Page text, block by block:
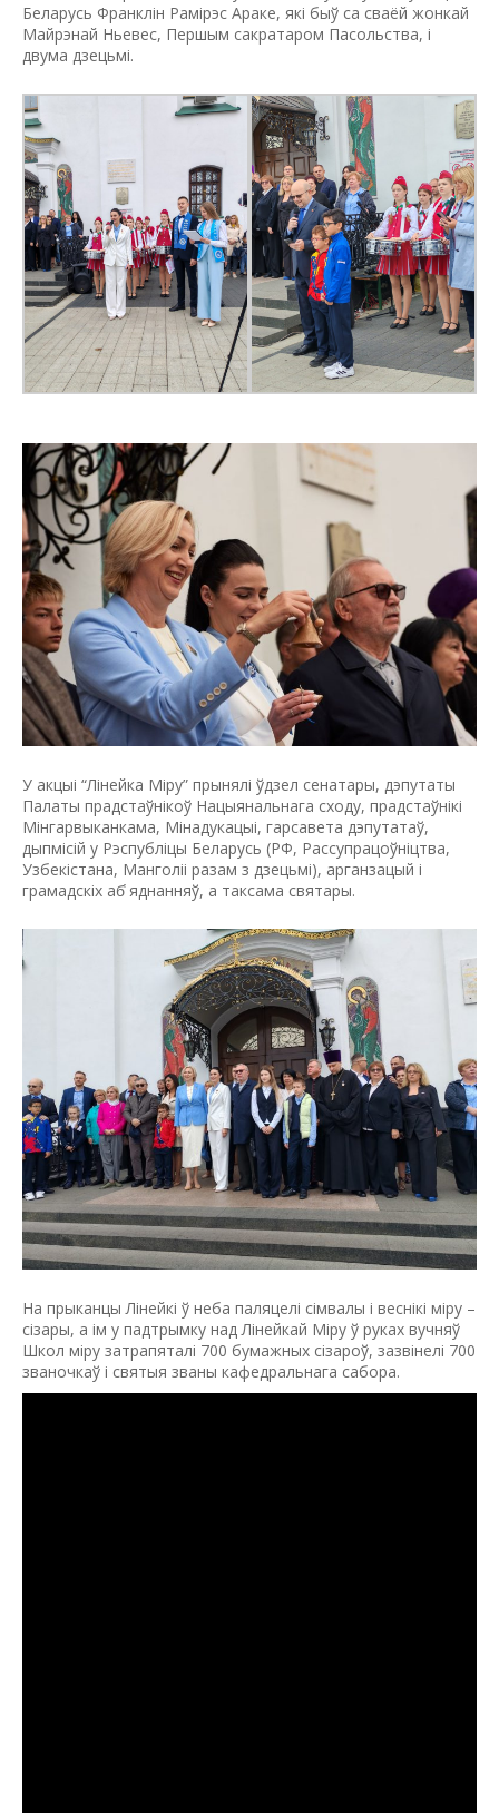
Беларусь Франклін Рамірэс Араке, які быў са сваёй жонкай
Майрэнай Ньевес, Першым сакратаром Пасольства, і
двума дзецьмі.
У акцыі “Лінейка Міру” прынялі ўдзел сенатары, дэпутаты
Палаты прадстаўнікоў Нацыянальнага сходу, прадстаўнікі
Мінгарвыканкама, Мінадукацыі, гарсавета дэпутатаў,
дыпмісій у Рэспубліцы Беларусь (РФ, Рассупрацоўнiцтва,
Узбекiстана, Манголii разам з дзецьмі), арганзацый i
грамадскiх аб҅ яднанняў, а таксама святары.
На прыканцы Лiнейкi ў неба паляцелi сiмвалы i веснiкi мiру –
сiзары, а iм у падтрымку над Лiнейкай Мiру ў руках вучняў
Школ мiру затрапяталi 700 бумажных сiзароў, зазвiнелi 700
званочкаў i святыя званы кафедральнага сабора.